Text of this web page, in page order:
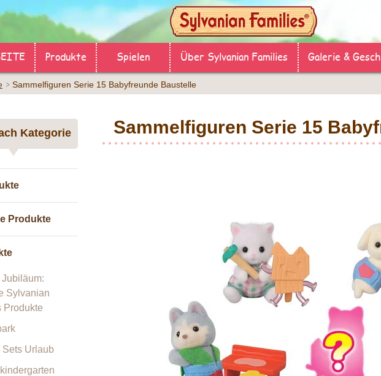
Produkte Spielen Über Sylvanian Families Galerie &
Sammelfiguren Serie 15 Babyfreunde Baustelle
Kategorie
Produkte
Sylvanian
Produkte
Sets Urlaub
Sammelfiguren Serie 15